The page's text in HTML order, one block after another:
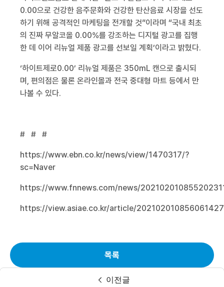
0.00으로 건강한 음주문화와 건강한 탄산음료 시장을 선도
하기 위해 공격적인 마케팅을 전개할 것”이라며 “국내 최초
의 진짜 무알코올 0.00%를 강조하는 디지털 광고를 집행
한 데 이어 리뉴얼 제품 광고를 선보일 계획’이라고 밝혔다.
‘하이트제로0.00’ 리뉴얼 제품은 350mL 캔으로 출시되
며 , 편의점은 물론 온라인몰과 전국 중대형 마트 등에서 만
나볼 수 있다.
# # #
https://www.ebn.co.kr/news/view/1470317/?
sc=Naver
https://www.fnnews.com/news/
https://view.asiae.co.kr/article/
이전글
목록